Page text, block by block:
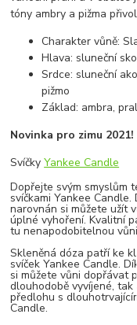
tóny ambry a pižma
Charakter vůně:
Hlava: sluneční
Srdce: sluneční
pižmo
Základ: ambra,
Novinka pro zimu 2021!
SvíčkyYankee Candle
Dopřejte svým smyslům
svíčkami Yankee
narovnán si můžete užít
úplné vyhoření. Kvalitní
tu nenapodobitelnou
Skleněná dóza patří ke
svíček Yankee Candle.
si můžete vůni dopřávat
dlouhodobě vyvíjené,
předlohu s
Candle.